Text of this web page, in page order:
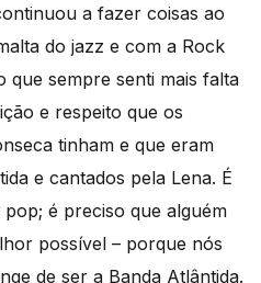
a fazer coisas ao
do jazz e com a Rock
que sempre senti mais falta
e respeito que os
tinham e que eram
e cantados pela Lena. É
pop; é preciso que alguém
possível – porque nós
de ser a Banda Atlântida.